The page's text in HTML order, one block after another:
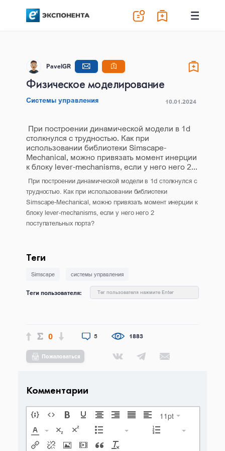
PavelGR
Физическое моделирование
Системы управления 10.01.2024
При построении динамической модели в 1d
столкнулся с трудностью. Как при
использовании библиотеки Simscape-
Mechanical, можно привязать момент инерции
к блоку lever-mechanisms, если у него него 2...
При построении динамической модели в 1d столкнулся с
трудностью. Как при использовании библиотеки
Simscape-Mechanical, можно привязать момент инерции к
блоку lever-mechanisms, если у него него 2
поступательных порта?
Теги
Simscape системы управления
Теги пользователя: Тег пользователя нажмите Enter
0 5 1883
Пожаловаться
Комментарии
11pt